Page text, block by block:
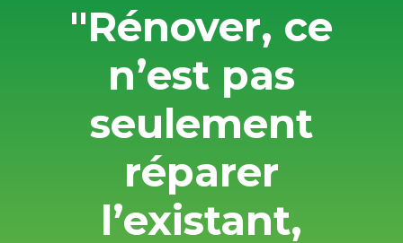
"Rénover, ce
n’est pas
seulement
réparer
l’existant,